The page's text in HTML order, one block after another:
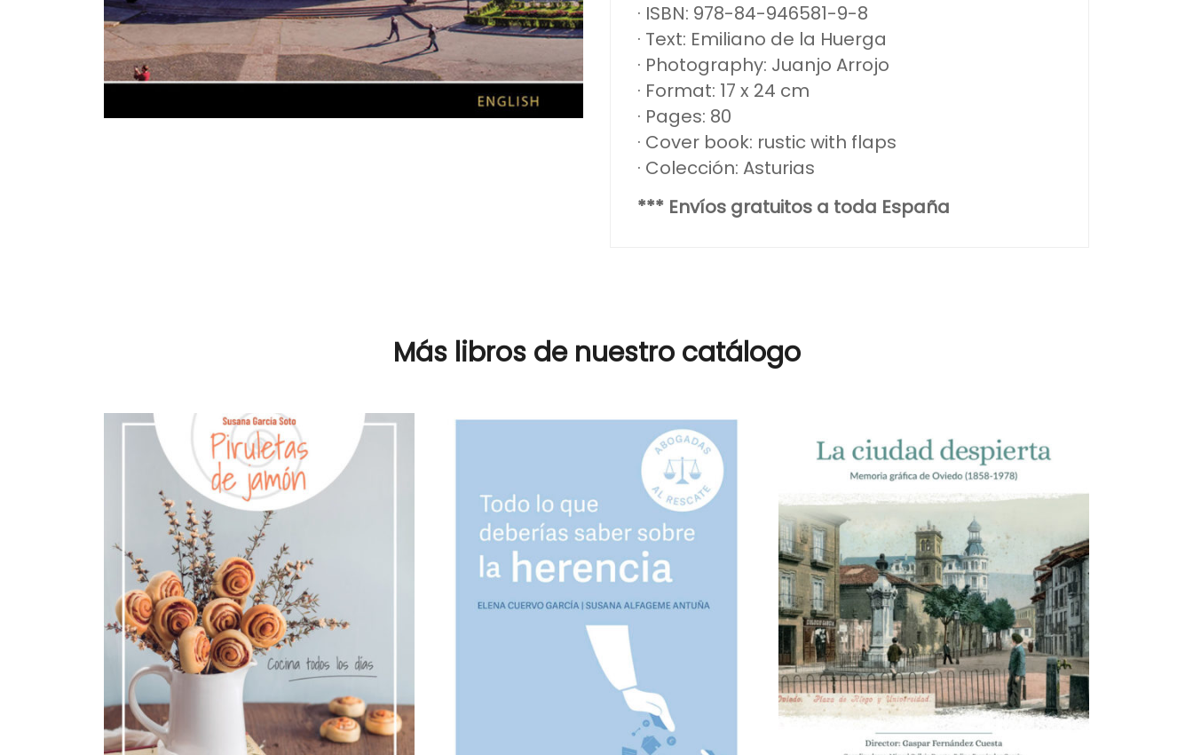
· ISBN: 978-84-946581-9-8
· Text: Emiliano de la Huerga
· Photography: Juanjo Arrojo
· Format: 17 x 24 cm
· Pages: 80
· Cover book: rustic with flaps
· Colección: Asturias
*** Envíos gratuitos a toda España
Más libros de nuestro catálogo